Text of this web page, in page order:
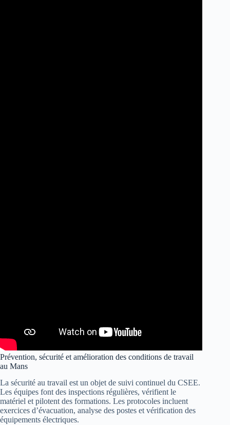
Prévention, sécurité et amélioration des conditions de travail
au Mans
La sécurité au travail est un objet de suivi continuel du CSEE.
Les équipes font des inspections régulières, vérifient le
matériel et pilotent des formations. Les protocoles incluent
exercices d’évacuation, analyse des postes et vérification des
équipements électriques.